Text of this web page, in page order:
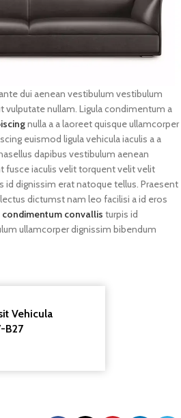
dui aenean vestibulum vestibulum
vulputate nullam. Ligula condimentum a
nulla a a laoreet quisque ullamcorper
euismod ligula vehicula iaculis a a
dapibus vestibulum aenean
fusce iaculis velit torquent velit velit
id dignissim erat natoque tellus. Praesent
dictumst nam leo facilisi a id eros
condimentum convallis turpis id
ullamcorper dignissim bibendum
Vehicula
B27